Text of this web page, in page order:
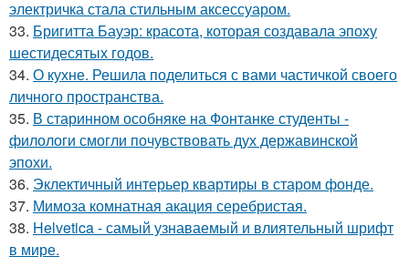
электричка стала стильным аксессуаром.
33. Бригитта Бауэр: красота, которая создавала эпоху
шестидесятых годов.
34. О кухне. Решила поделиться с вами частичкой своего
личного пространства.
35. В старинном особняке на Фонтанке студенты -
филологи смогли почувствовать дух державинской
эпохи.
36. Эклектичный интерьер квартиры в старом фонде.
37. Мимоза комнатная акация серебристая.
38. Helvetica - самый узнаваемый и влиятельный шрифт
в мире.